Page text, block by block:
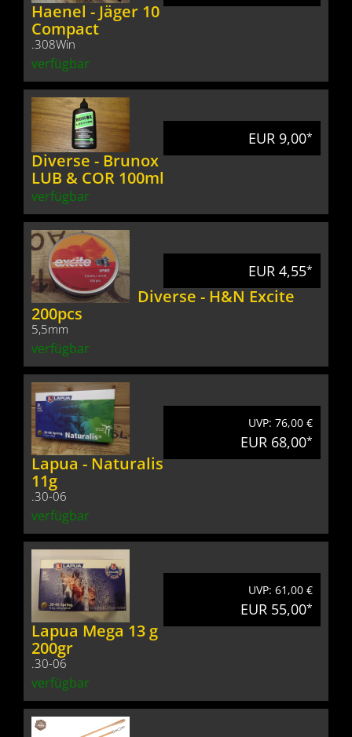
Haenel - Jäger 10
Compact
.308Win
verfügbar
EUR 9,00*
Diverse - Brunox
LUB & COR 100ml
verfügbar
EUR 4,55*
Diverse - H&N Excite
200pcs
5,5mm
verfügbar
UVP: 76,00 €
EUR 68,00*
Lapua - Naturalis
11g
.30-06
verfügbar
UVP: 61,00 €
EUR 55,00*
Lapua Mega 13 g
200gr
.30-06
verfügbar